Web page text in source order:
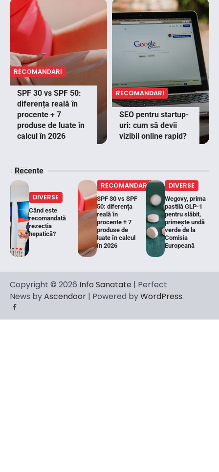
RECOMANDARI
SPF 30 vs SPF 50:
diferența reală în
procente + 7
produse de luate în
calcul în 2026
RECOMANDARI
SEO pentru startup-
uri: cum să devii
vizibil online rapid?
Recente
DIVERSE
Când este
recomandată
rezecția
hepatică?
RECOMANDARI
SPF 30 vs SPF
50: diferența
reală în
procente + 7
produse de
luate în calcul
în 2026
DIVERSE
Wegovy, prima
pastilă GLP-1
pentru slăbit,
primește undă
verde de la
Comisia
Europeană
Copyright © 2026 Info Sanatate | Perfect
News byAscendoor | Powered byWordPress.
Facebook